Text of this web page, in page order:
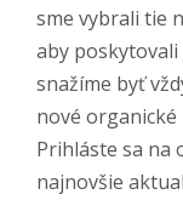
sme vybrali tie
aby
snažíme byť
nové organické
Prihláste sa na
najnovšie